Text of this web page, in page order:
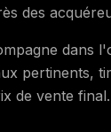
des
dans
pertinents,
de vente final.